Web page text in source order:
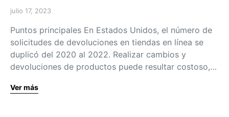
julio 17, 2023
Puntos principales En Estados Unidos, el número de
solicitudes de devoluciones en tiendas en línea se
duplicó del 2020 al 2022. Realizar cambios y
devoluciones de productos puede resultar costoso,…
Ver más